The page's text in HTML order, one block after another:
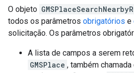
O objeto
todos os parâmetros obrigatórios e
solicitação. Os parâmetros
A lista de campos a serem
GMSPlace , também chamada